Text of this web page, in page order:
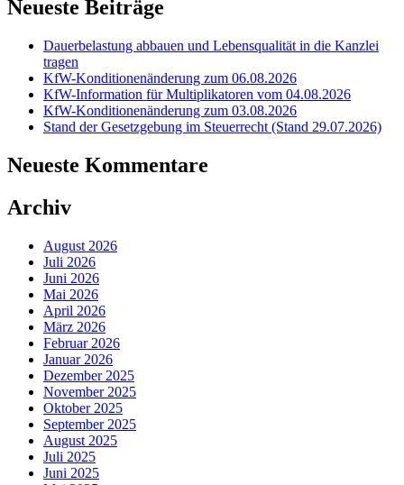
Neueste Beiträge
Dauerbelastung abbauen und Lebensqualität in die Kanzlei
tragen
KfW-Konditionenänderung zum 06.08.2026
KfW-Information für Multiplikatoren vom 04.08.2026
KfW-Konditionenänderung zum 03.08.2026
Stand der Gesetzgebung im Steuerrecht (Stand 29.07.2026)
Neueste Kommentare
Archiv
August 2026
Juli 2026
Juni 2026
Mai 2026
April 2026
März 2026
Februar 2026
Januar 2026
Dezember 2025
November 2025
Oktober 2025
September 2025
August 2025
Juli 2025
Juni 2025